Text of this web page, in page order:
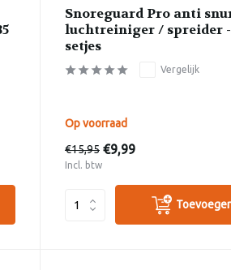
Snoreguard Pro anti
luchtreiniger / spreider -
setjes
Vergelijk
Op voorraad
€15,95 €9,99
Incl. btw